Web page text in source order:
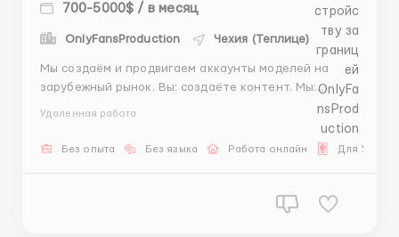
700-5000$ / в месяц
OnlyFansProduction Чехия (Теплице)
Мы создаём и продвигаем аккаунты моделей на
зарубежный рынок. Вы: создаёте контент. Мы:
@agency_managerrr
Удаленная работа
Без опыта Без языка Работа онлайн Для